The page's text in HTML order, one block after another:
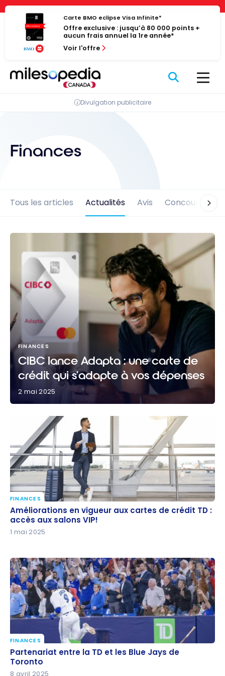
Panneau de gestion des cookies
Passer
contenu
Carte BMO eclipse Visa Infinite*
Offre exclusive : jusqu’à 80 000 points +
aucun frais annuel la 1re année*
Voir l'offre
Divulgation publicitaire
Finances
Tous les articles Actualités Avis Concours
s’adapte à vos dépenses
FINANCES
CIBC lance Adapta : une carte de
crédit qui s’adapte à vos dépenses
2 mai 2025
Améliorations en vigueur aux cartes de crédit TD :
accès aux salons VIP!
FINANCES
Améliorations en vigueur aux cartes de crédit TD :
accès aux salons VIP!
1 mai 2025
Partenariat entre la TD et les Blue Jays de Toronto
FINANCES
Partenariat entre la TD et les Blue Jays de
Toronto
8 avril 2025